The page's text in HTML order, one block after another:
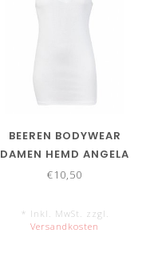
BEEREN BODYWEAR
DAMEN HEMD ANGELA
€10,50
* Inkl. MwSt. zzgl.
Versandkosten